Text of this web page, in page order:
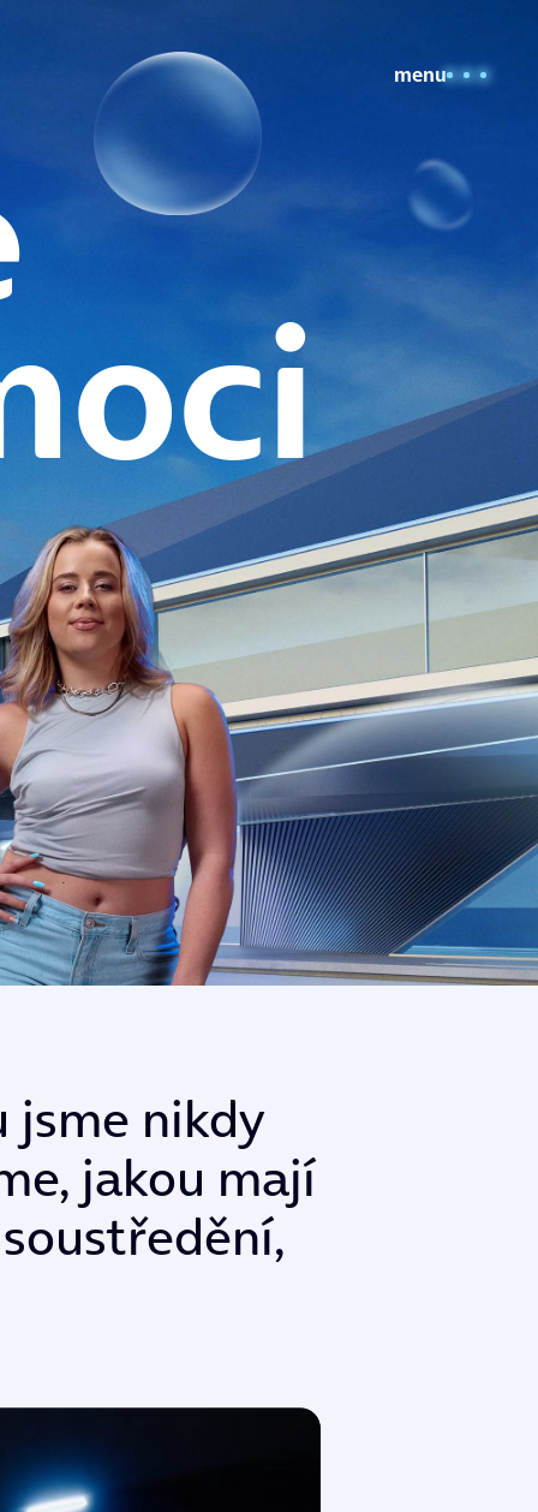
menu
jsme nikdy
e, jakou mají
soustředění,